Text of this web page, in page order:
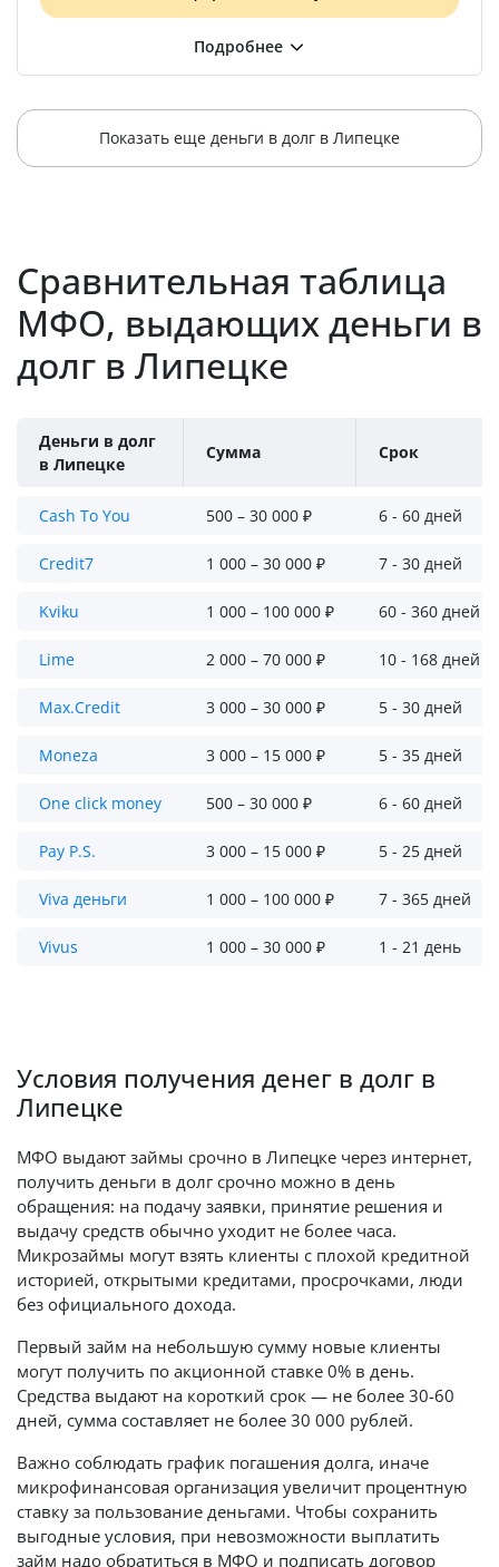
Показать еще деньги в долг в Липецке
Сравнительная таблица
МФО, выдающих деньги в
долг в Липецке
Деньги в долг
в Липецке
Сумма Срок
Cash To You 500 – 30 000 ₽ 6 - 60 дней
Credit7 1 000 – 30 000 ₽ 7 - 30 дней
Kviku 1 000 – 100 000 ₽ 60 - 360 дней
Lime 2 000 – 70 000 ₽ 10 - 168 дней
Max.Credit 3 000 – 30 000 ₽ 5 - 30 дней
Moneza 3 000 – 15 000 ₽ 5 - 35 дней
One click money 500 – 30 000 ₽ 6 - 60 дней
Pay P.S. 3 000 – 15 000 ₽ 5 - 25 дней
Viva деньги 1 000 – 100 000 ₽ 7 - 365 дней
Vivus 1 000 – 30 000 ₽ 1 - 21 день
Условия получения денег в долг в
Липецке
МФО выдают займы срочно в Липецке через интернет,
получить деньги в долг срочно можно в день
обращения: на подачу заявки, принятие решения и
выдачу средств обычно уходит не более часа.
Микрозаймы могут взять клиенты с плохой кредитной
историей, открытыми кредитами, просрочками, люди
без официального дохода.
Первый займ на небольшую сумму новые клиенты
могут получить по акционной ставке 0% в день.
Средства выдают на короткий срок — не более 30-60
дней, сумма составляет не более 30 000 рублей.
Важно соблюдать график погашения долга, иначе
микрофинансовая организация увеличит процентную
ставку за пользование деньгами. Чтобы сохранить
выгодные условия, при невозможности выплатить
займ надо обратиться в МФО и подписать договор